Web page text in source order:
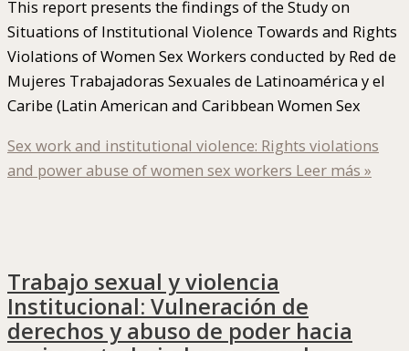
This report presents the findings of the Study on
Situations of Institutional Violence Towards and Rights
Violations of Women Sex Workers conducted by Red de
Mujeres Trabajadoras Sexuales de Latinoamérica y el
Caribe (Latin American and Caribbean Women Sex
Sex work and institutional violence: Rights violations
and power abuse of women sex workers Leer más »
Trabajo sexual y violencia
Institucional: Vulneración de
derechos y abuso de poder hacia